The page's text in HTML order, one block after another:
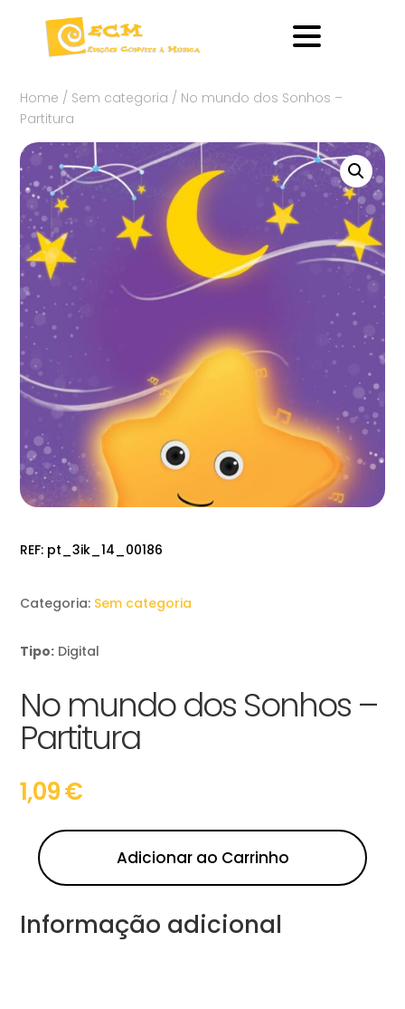
Home / Sem categoria / No mundo dos Sonhos –
Partitura
REF: pt_3ik_14_00186
Categoria: Sem categoria
Tipo: Digital
No mundo dos Sonhos –
Partitura
1,09€
Adicionar ao Carrinho
Informação adicional